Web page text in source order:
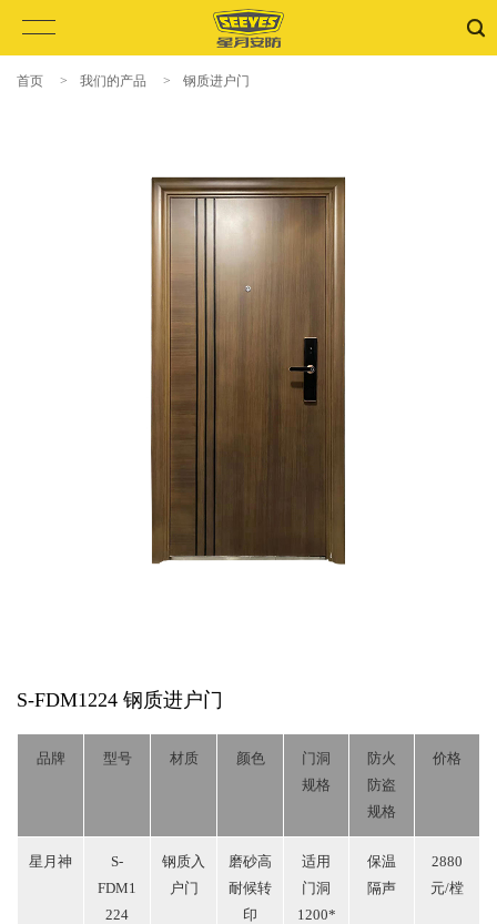
首页 > 我们的产品 > 钢质进户门
S-FDM1224 钢质进户门
品牌 型号 材质 颜色
门洞
规格
防火
防盗
规格
价格
星月神
S-
FDM1
224
钢质入
户门
磨砂高
耐候转
印
适用
门洞
1200*
保温
隔声
2880
元/樘